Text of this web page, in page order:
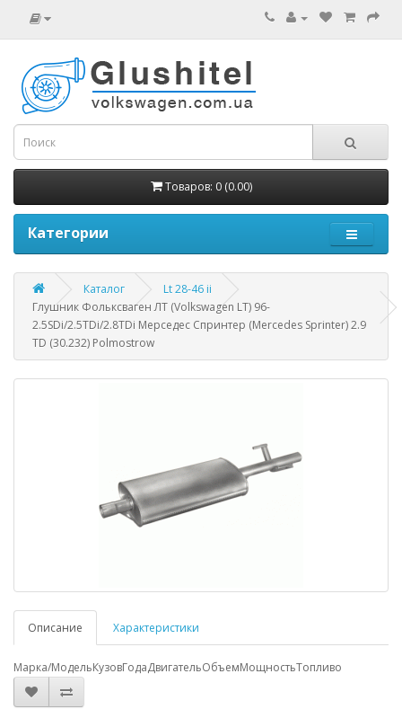
Товаров: 0 (0.00)
Категории
Каталог
Lt 28-46 ii
Глушник Фольксваген ЛТ (Volkswagen LT) 96-
2.5SDi/2.5TDi/2.8TDi Мерседес Спринтер (Mercedes Sprinter) 2.9
TD (30.232) Polmostrow
Описание Характеристики
Марка/МодельКузовГодаДвигательОбъемМощностьТопливо